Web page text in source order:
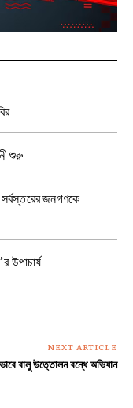
শুরু
জনগণকে
উপাচার্য
NEXT ARTICLE
বালু উত্তোলন বন্ধে অভিযান